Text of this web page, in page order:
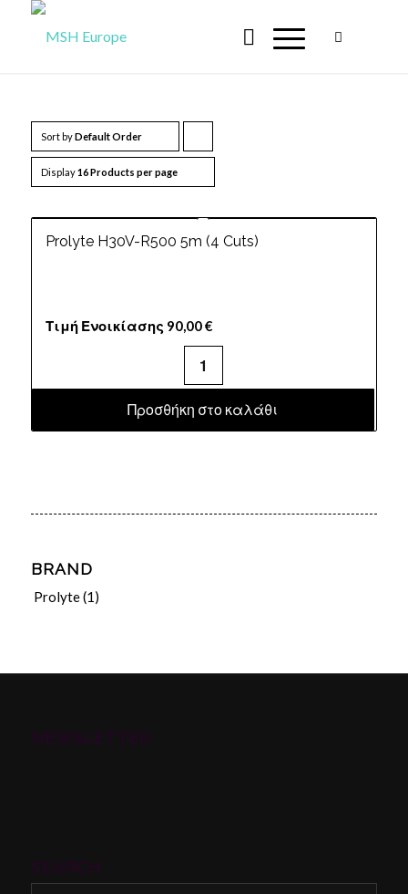
Sort byDefault Order
products
ascending
Display16 Products per page
Prolyte H30V-R500 5m (4 Cuts)
Τιμή Ενοικίασης 90,00€
Προσθήκη στο καλάθι
BRAND
Prolyte(1)